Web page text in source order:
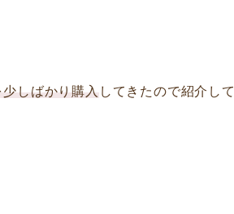
しばかり購入してきたので紹介して